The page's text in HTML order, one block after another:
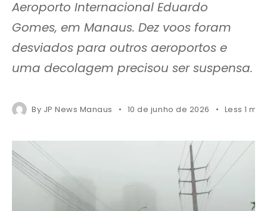
Aeroporto Internacional Eduardo
Gomes, em Manaus. Dez voos foram
desviados para outros aeroportos e
uma decolagem precisou ser suspensa.
By JP News Manaus 10 de junho de 2026 Less 1